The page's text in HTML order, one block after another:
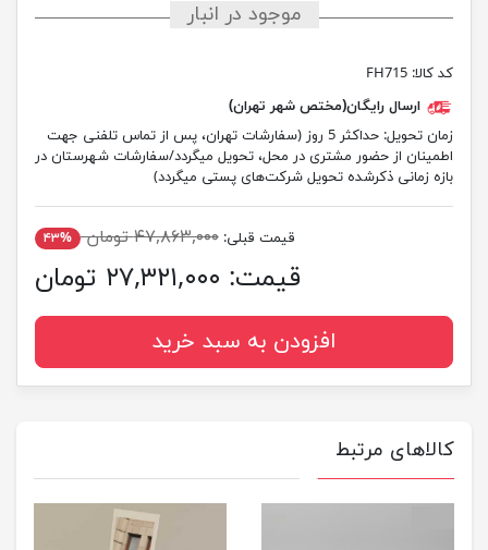
موجود در انبار
کد کالا: FH715
ارسال رایگان(مختص شهر تهران)
زمان تحویل:
حداکثر 5 روز (سفارشات تهران، پس از تماس تلفنی جهت
اطمینان از حضور مشتری در محل، تحویل میگردد/سفارشات شهرستان در
بازه زمانی ذکرشده تحویل شرکت‌های پستی میگردد)
قیمت قبلی: ۴۷,۸۶۳,۰۰۰ تومان ۴۳%
قیمت: ۲۷,۳۲۱,۰۰۰ تومان
افزودن به سبد خرید
کالاهای مرتبط